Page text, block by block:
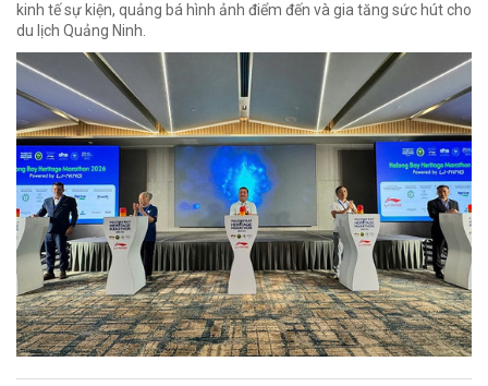
kinh tế sự kiện, quảng bá hình ảnh điểm đến và gia tăng sức hút cho
du lịch Quảng Ninh.